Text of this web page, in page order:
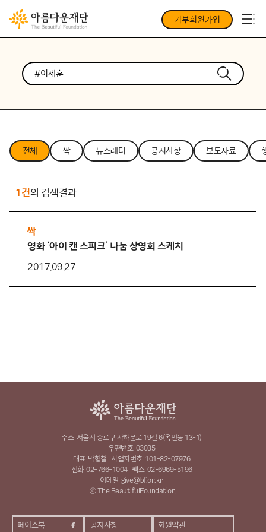
기부회원가입
전체 싹 뉴스레터 공지사항 보도자료
1건의 검색결과
싹
영화 ‘아이 캔 스피크’ 나눔 상영회 스케치
2017.09.27
페이스북 공지사항 회원약관
주소 서울시 종로구 자하문로 19길 6(옥인동 13-1)
우편번호 03035
대표 박형철 사업자번호 101-82-07976
전화 02-766-1004 팩스 02-6969-5196
이메일 give@bf.or.kr
ⓒ The BeautifulFoundation.